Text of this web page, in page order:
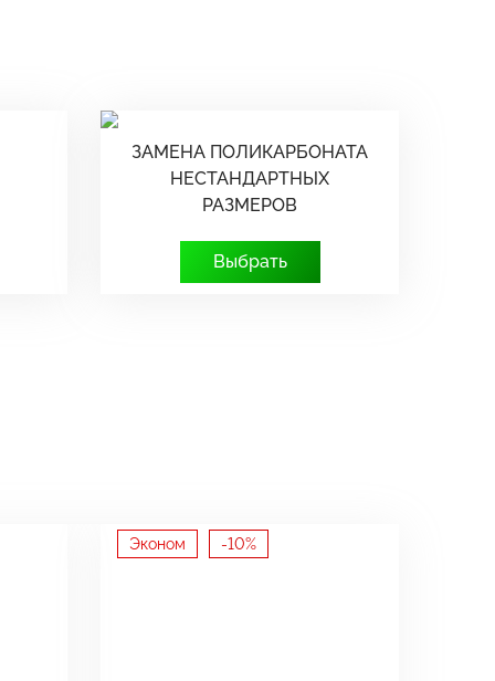
ЗАМЕНА ПОЛИКАРБОНАТА
НЕСТАНДАРТНЫХ
РАЗМЕРОВ
Выбрать
Эконом -10%